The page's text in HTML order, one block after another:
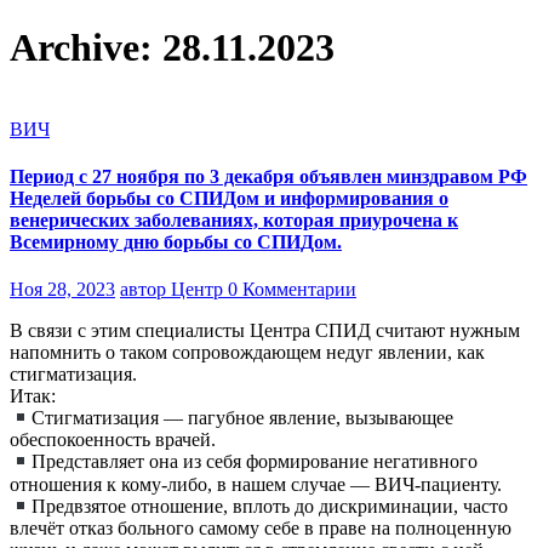
Archive: 28.11.2023
ВИЧ
Период с 27 ноября по 3 декабря объявлен минздравом РФ
Неделей борьбы со СПИДом и информирования о
венерических заболеваниях, которая приурочена к
Всемирному дню борьбы со СПИДом.
Ноя 28, 2023 автор Центр 0 Комментарии
В связи с этим специалисты Центра СПИД считают нужным
напомнить о таком сопровождающем недуг явлении, как
стигматизация.
Итак:
Стигматизация — пагубное явление, вызывающее
обеспокоенность врачей.
Представляет она из себя формирование негативного
отношения к кому-либо, в нашем случае — ВИЧ-пациенту.
Предвзятое отношение, вплоть до дискриминации, часто
влечёт отказ больного самому себе в праве на полноценную